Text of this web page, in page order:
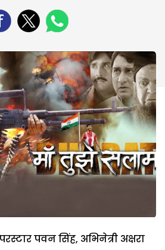
पवन सिंह, अभिनेत्री अक्षरा